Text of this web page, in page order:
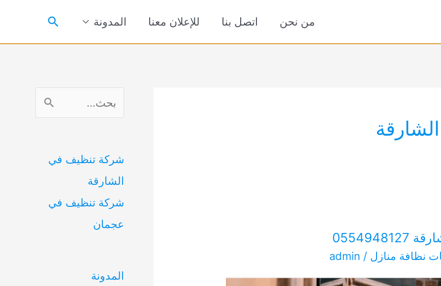
من نحن اتصل بنا للإعلان معنا المدونة البحث
نظافة منازل /
admin
ل
ح
ث
ع
ن
شركة تنظيف في
الشارقة
شركة تنظيف في
عجمان
المدونة